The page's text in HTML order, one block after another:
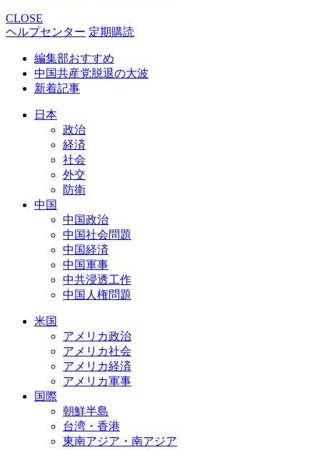
CLOSE
ヘルプセンター 定期購読
編集部おすすめ
中国共産党脱退の大波
新着記事
日本
政治
経済
社会
外交
防衛
中国
中国政治
中国社会問題
中国経済
中国軍事
中共浸透工作
中国人権問題
米国
アメリカ政治
アメリカ社会
アメリカ経済
アメリカ軍事
国際
朝鮮半島
台湾・香港
東南アジア・南アジア